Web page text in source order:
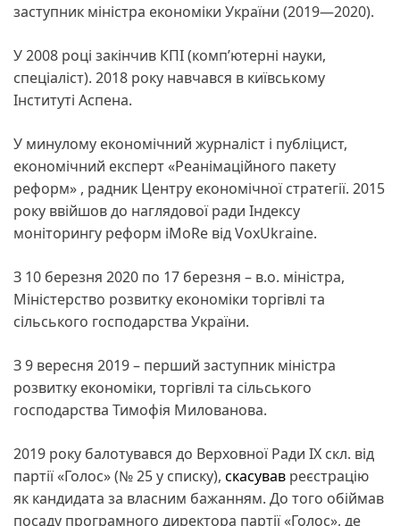
заступник міністра економіки України (2019—2020).
У 2008 році закінчив КПІ (комп’ютерні науки,
спеціаліст). 2018 року навчався в київському
Інституті Аспена.
У минулому економічний журналіст і публіцист,
економічний експерт «Реанімаційного пакету
реформ» , радник Центру економічної стратегії. 2015
року ввійшов до наглядової ради Індексу
моніторингу реформ iMoRe від VoxUkraine.
З 10 березня 2020 по 17 березня – в.о. міністра,
Міністерство розвитку економіки торгівлі та
сільського господарства України.
З 9 вересня 2019 – перший заступник міністра
розвитку економіки, торгівлі та сільського
господарства Тимофія Милованова.
2019 року балотувався до Верховної Ради IX скл. від
партії «Голос» (№ 25 у списку), скасував реєстрацію
як кандидата за власним бажанням. До того обіймав
посаду програмного директора партії «Голос», де